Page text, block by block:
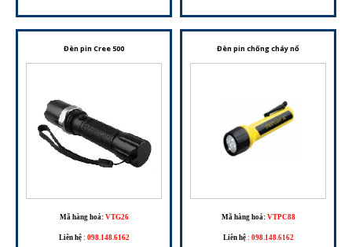
Đèn pin Cree 500
Mã hàng hoá: VTG26
Liên hệ : 098.148.6162
Đèn pin chống cháy nổ
Mã hàng hoá: VTPC88
Liên hệ : 098.148.6162